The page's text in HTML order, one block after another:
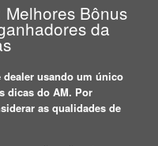
Bônus
da
usando um único
dicas do AM. Por
as qualidades de